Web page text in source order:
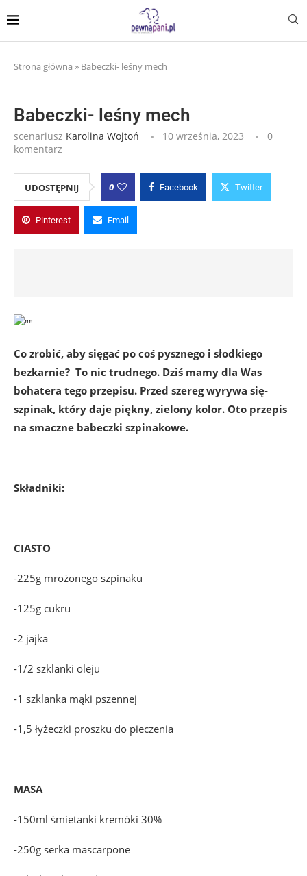
Strona główna » Babeczki- leśny mech
Babeczki- leśny mech
scenariusz Karolina Wojtoń 10 września, 2023
0
komentarz
UDOSTĘPNIJ 0 Facebook Twitter
Pinterest Email
Co zrobić, aby sięgać po coś pysznego i słodkiego
bezkarnie? To nic trudnego. Dziś mamy dla Was
bohatera tego przepisu. Przed szereg wyrywa się-
szpinak, który daje piękny, zielony kolor. Oto przepis
na smaczne babeczki szpinakowe.
Składniki:
CIASTO
-225g mrożonego szpinaku
-125g cukru
-2 jajka
-1/2 szklanki oleju
-1 szklanka mąki pszennej
-1,5 łyżeczki proszku do pieczenia
MASA
-150ml śmietanki kremóki 30%
-250g serka mascarpone